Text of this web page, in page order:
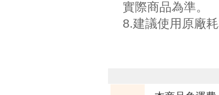
實際商品為準。
8.建議使用原廠